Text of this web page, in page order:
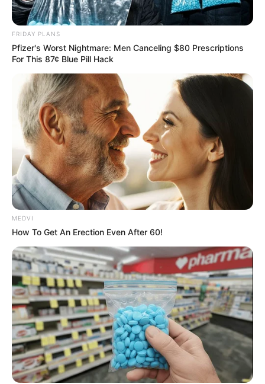
เราคุณเป็นคนที่ค่อนข้างอารมณ์ดีกว่าคนอื่น ๆ ไม่ค่อยมี
ความเป็นผู้นำ คุณเป็นคนอ่อนไหวง่ายแต่ว่าคุณน่ะ
พยายามทำตัวเป็นคนเข้มแข็งมาก ๆ ส่วนใหญ่พวกเพื่อน ๆ
ของคุณคิดว่าคุณเป็นคนเข้มแข็งมาก ๆ เถียงเก่งเวลาคุณ
เจอศัตรู คุณจะพยายามทำเป็นเดินหนี
เค้าคุณเป็นคนมีไหวพริบส่วนมากจะเรียนเก่งมีความเป็น
ผู้นำสูงมาก ๆ เป็นคนรักเดียวใจเดียว คุณเป็นคนอารมณ์
เสียง่ายชอบนินทาคนอื่นเป็นบางครั้ง
ฮา (คำพื้นเมือง)คุณเป็นคนประเภทเบื่อโลกชอบเซ้าซี้ออะ
ไรบางครั้งจนน่ารำคาญ คุณเป็นคล่องแคล่วว่องไว ไม่กลัว
คน ชอบลุย เวลาเจอศัตรูคุณจะไม่เดินหนีคุณจะเข้าไปลุย
ลูกเดียว
เดี๊ยนคุณเป็นคนสดใสร่าเริงแต่ว่าอารมณ์เสียง่ายนิสัย
เอาแต่ใจเดาใจยาก คุณเป็นคนที่เวลาเจอศัตรูจะไม่เข้าไป
ใกล้ถอยออกห่างลูกเดียวไม่ค่อยเป็นผู้นำแต่ใจจริงคุณอยาก
เป็นผู้นำ
กูคุณเป็นคนเข้มแข็งอารมณ์เสียบ่อย ๆ เวลาคุณโกรธส่วน
มากคุณจะไม่ใช้กำลัง แต่จะด่าคำหยาบอยู่บ่อย ๆ คุณมักจะ
มีอารมณ์ไม่ดี เวลาที่คุณเจอศัตรูคุณจะลุยเข้าหาเลย
FRIDAY PLANS
Pfizer's Worst Nightmare: Men Canceling $80 Prescriptions
For This 87¢ Blue Pill Hack
MEDVI
How To Get An Erection Even After 60!